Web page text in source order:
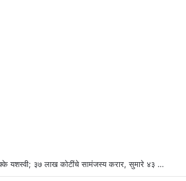
दावोस दौरा शंभर टक्के यशस्वी; ३७ लाख कोटींचे सामंजस्य करार, सुमारे ४३ लाख रोजगारनिर्मिती – उद्योगमंत्री डॉ. उदय सामंत